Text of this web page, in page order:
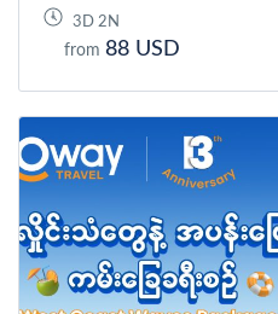
3D 2N
from 88 USD